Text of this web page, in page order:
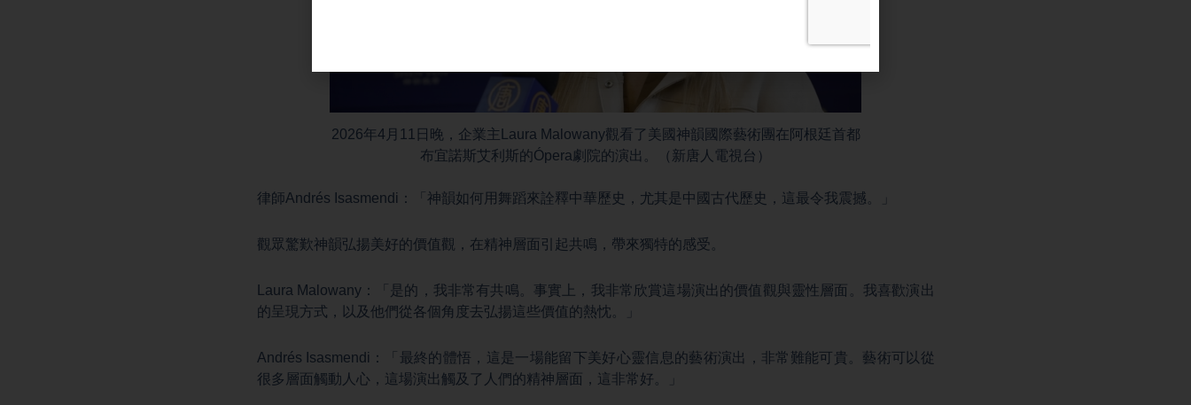
2026年4月11日晚，企業主Laura Malowany觀看了美國神韻國際藝術團在阿根廷首都
布宜諾斯艾利斯的Ópera劇院的演出。（新唐人電視台）
律師Andrés Isasmendi：「神韻如何用舞蹈來詮釋中華歷史，尤其是中國古代歷史，這最令我震撼。」
觀眾驚歎神韻弘揚美好的價值觀，在精神層面引起共鳴，帶來獨特的感受。
Laura Malowany：「是的，我非常有共鳴。事實上，我非常欣賞這場演出的價值觀與靈性層面。我喜歡演出
的呈現方式，以及他們從各個角度去弘揚這些價值的熱忱。」
Andrés Isasmendi：「最終的體悟，這是一場能留下美好心靈信息的藝術演出，非常難能可貴。藝術可以從
很多層面觸動人心，這場演出觸及了人們的精神層面，這非常好。」